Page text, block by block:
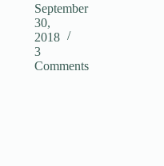
September
30,
2018
3
Comments